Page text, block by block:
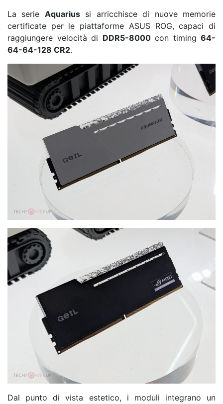
La serie Aquariussi arricchisce di nuove memorie
certificate per le piattaforme ASUS ROG, capaci di
raggiungere velocità di DDR5-8000con timing 64-
64-64-128 CR2.
Dal punto di vista estetico, i moduli integrano un